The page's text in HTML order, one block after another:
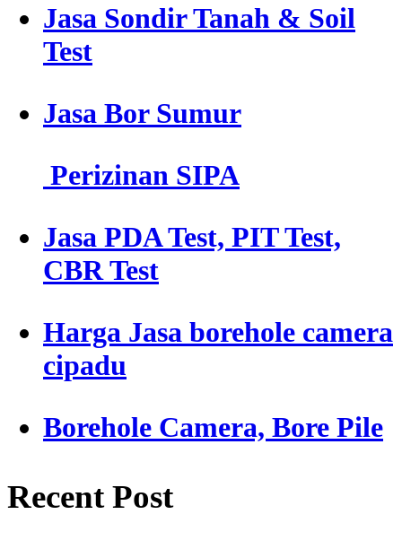
Jasa Sondir Tanah & Soil
Test
Jasa Bor Sumur
Perizinan SIPA
Jasa PDA Test, PIT Test,
CBR Test
Harga Jasa borehole camera
cipadu
Borehole Camera, Bore Pile
Recent Post